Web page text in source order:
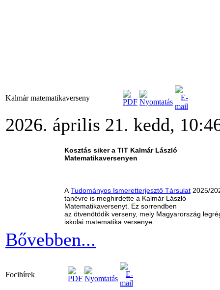
Kalmár matematikaverseny
2026. április 21. kedd,
Kosztás siker a TIT Kalmár László
Matematikaversenyen
A Tudományos Ismeretterjesztő Társulat 2025/
tanévre is meghirdette a Kalmár László
Matematikaversenyt. Ez sorrendben
az ötvenötödik verseny, mely Magyarország
iskolai matematika versenye.
Bővebben...
Focihírek